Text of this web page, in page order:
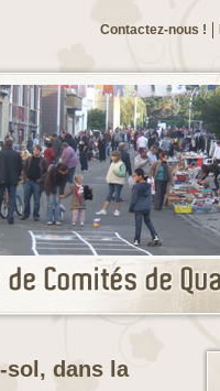
Contactez-nous !
sol, dans la